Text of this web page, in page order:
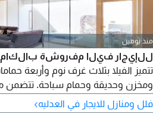
منذ يومين
للإيجار فيلا مفروشة
تتميز الفيلا بثلاث غرف نوم وأربعة
ومخزن وحديقة وحمام سباحة. تتضمن
فلل ومنازل للايجار في العدليه›